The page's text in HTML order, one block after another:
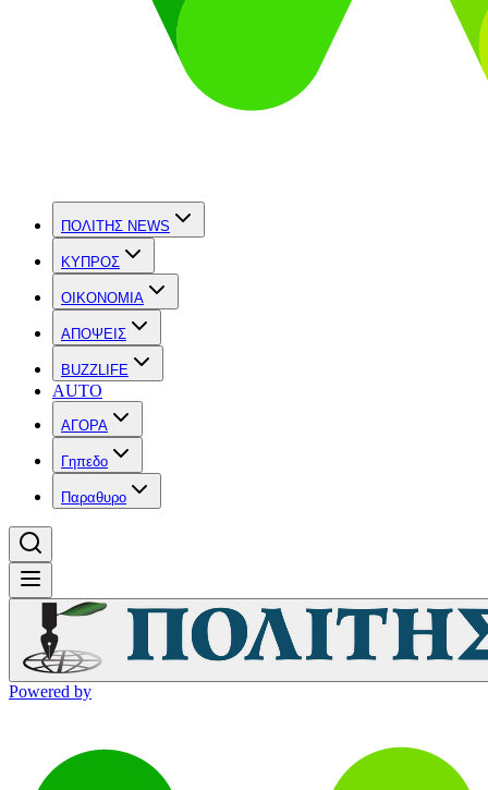
ΠΟΛΙΤΗΣ NEWS
ΚΥΠΡΟΣ
OIKONOMIA
ΑΠΟΨΕΙΣ
BUZZLIFE
AUTO
ΑΓΟΡΑ
Γηπεδο
Παραθυρο
Powered by